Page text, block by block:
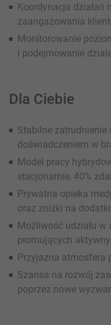
Koordynacja działań
zaangażowania
Monitorowanie
i podejmowanie
Dla Ciebie
Stabilne zatrudnienie
doświadczeniem w
Model pracy
stacjonarnie, 40%
Prywatna opieka
oraz zniżki na
Możliwość udziału w
promujących
Przyjazna atmosfera
Szansa na rozwój
poprzez nowe